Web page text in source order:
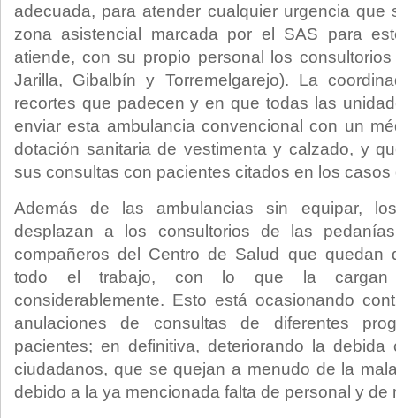
adecuada, para atender cualquier urgencia que
zona asistencial marcada por el SAS para
atiende, con su propio personal los
Jarilla, Gibalbín y Torremelgarejo). La
recortes que padecen y en que todas las
enviar esta ambulancia convencional con un
dotación sanitaria de vestimenta y calzado, y
sus consultas con pacientes citados en los casos
Además de las ambulancias sin equipar,
desplazan a los consultorios de las
compañeros del Centro de Salud que quedan
todo el trabajo, con lo que la cargan
considerablemente. Esto está ocasionando
anulaciones de consultas de diferentes
pacientes; en definitiva, deteriorando la
ciudadanos, que se quejan a menudo de la
debido a la ya mencionada falta de personal y de